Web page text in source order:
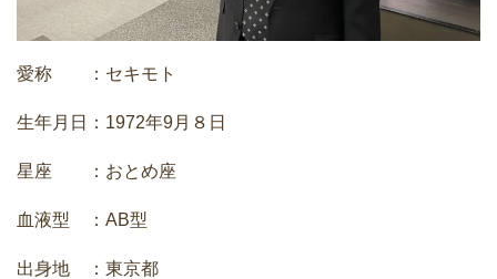
愛称 ：セキモト
生年月日：1972年9月８日
星座 ：おとめ座
血液型 ：AB型
出身地 ：東京都